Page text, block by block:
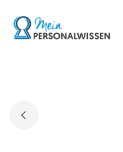
content
Go to landing page.